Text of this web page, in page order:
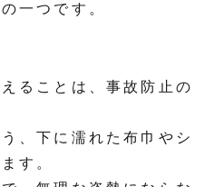
一つです。
ることは、事故防止の
、下に濡れた布巾やシ
す。